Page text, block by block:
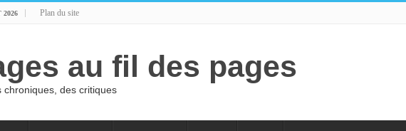
2026 Plan du site
au fil des pages
chroniques, des critiques